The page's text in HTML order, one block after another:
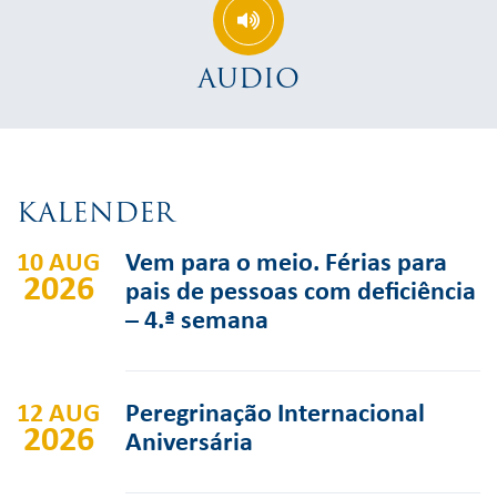
AUDIO
KALENDER
10 AUG
2026
Vem para o meio. Férias para
pais de pessoas com deficiência
– 4.ª semana
12 AUG
2026
Peregrinação Internacional
Aniversária